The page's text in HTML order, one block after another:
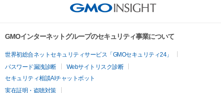
GMOインターネットグループのセキュリティ事業について
世界初総合ネットセキュリティサービス「GMOセキュリティ24」
パスワード漏洩診断
Webサイトリスク診断
セキュリティ相談AIチャットボット
実在証明・盗聴対策